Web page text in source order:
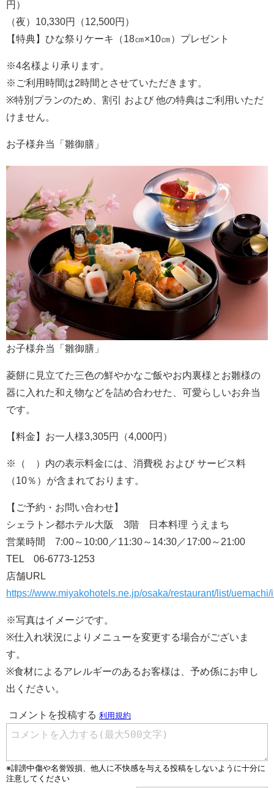
円）
（夜）10,330円（12,500円）
【特典】ひな祭りケーキ（18㎝×10㎝）プレゼント
※4名様より承ります。
※ご利用時間は2時間とさせていただきます。
※特別プランのため、割引 および 他の特典はご利用いただ
けません。
お子様弁当「雛御膳」
お子様弁当「雛御膳」
菱餅に見立てた三色の鮮やかなご飯やお内裏様とお雛様の
器に入れた和え物などを詰め合わせた、可愛らしいお弁当
です。
【料金】お一人様3,305円（4,000円）
※（ ）内の表示料金には、消費税 および サービス料
（10％）が含まれております。
【ご予約・お問い合わせ】
シェラトン都ホテル大阪 3階 日本料理 うえまち
営業時間 7:00～10:00／11:30～14:30／17:00～21:00
TEL 06-6773-1253
店舗URL
https://www.miyakohotels.ne.jp/osaka/restaurant/list/
※写真はイメージです。
※仕入れ状況によりメニューを変更する場合がございま
す。
※食材によるアレルギーのあるお客様は、予め係にお申し
出ください。